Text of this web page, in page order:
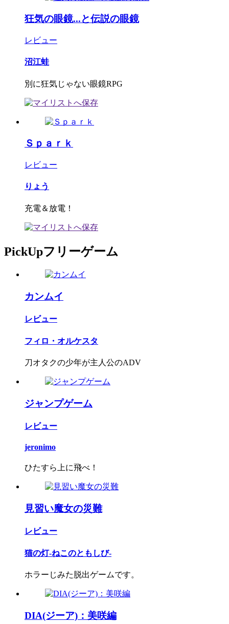
狂気の眼鏡...と伝説の眼鏡
レビュー
沼江蛙
別に狂気じゃない眼鏡RPG
Ｓｐａｒｋ
レビュー
りょう
充電＆放電！
PickUpフリーゲーム
カンムイ
レビュー
フィロ・オルケスタ
刀オタクの少年が主人公のADV
ジャンプゲーム
レビュー
jeronimo
ひたすら上に飛べ！
見習い魔女の災難
レビュー
猫の灯-ねこのともしび-
ホラーじみた脱出ゲームです。
DIA(ジーア)：美咲編